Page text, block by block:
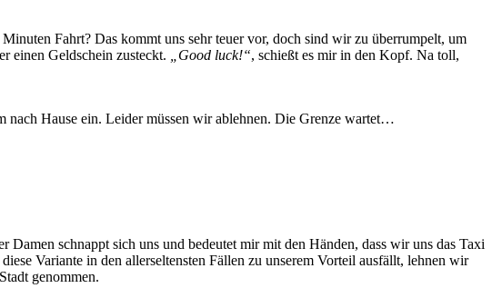
Fahrt? Das kommt uns sehr teuer vor, doch sind wir zu überrumpelt, um
einen Geldschein zusteckt.
„Good luck!“, schießt es mir in den Kopf. Na toll,
nach Hause ein. Leider müssen wir ablehnen. Die Grenze wartet…
schnappt sich uns und bedeutet mir mit den Händen, dass wir uns das Taxi
Variante in den allerseltensten Fällen zu unserem Vorteil ausfällt, lehnen wir
genommen.